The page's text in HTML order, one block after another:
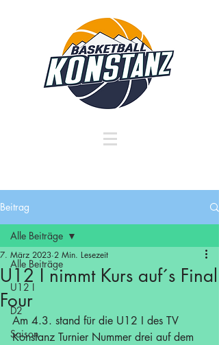
Beitrag
Alle Beiträge
U12 I
D2
Saison
Alle Beiträge
U12 I nimmt Kurs auf´s Final
Four
7. März 2023 2 Min. Lesezeit
Am 4.3. stand für die U12 I des TV
Konstanz Turnier Nummer drei auf dem